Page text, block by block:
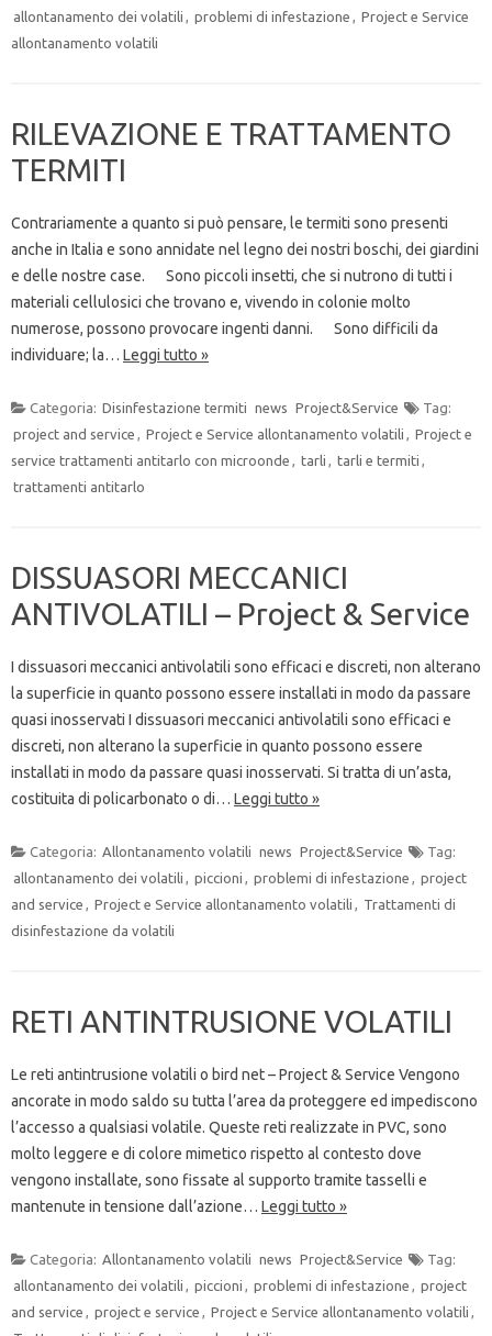
allontanamento dei volatili , problemi di infestazione , Project e Service
allontanamento volatili
RILEVAZIONE E TRATTAMENTO
TERMITI
Contrariamente a quanto si può pensare, le termiti sono presenti
anche in Italia e sono annidate nel legno dei nostri boschi, dei giardini
e delle nostre case. Sono piccoli insetti, che si nutrono di tutti i
materiali cellulosici che trovano e, vivendo in colonie molto
numerose, possono provocare ingenti danni. Sono difficili da
individuare; la… Leggi tutto »
Categoria: Disinfestazione termiti news Project&Service
Tag:
project and service , Project e Service allontanamento volatili , Project e
service trattamenti antitarlo con microonde , tarli , tarli e termiti ,
trattamenti antitarlo
DISSUASORI MECCANICI
ANTIVOLATILI – Project & Service
I dissuasori meccanici antivolatili sono efficaci e discreti, non alterano
la superficie in quanto possono essere installati in modo da passare
quasi inosservati I dissuasori meccanici antivolatili sono efficaci e
discreti, non alterano la superficie in quanto possono essere
installati in modo da passare quasi inosservati. Si tratta di un’asta,
costituita di policarbonato o di… Leggi tutto »
Categoria: Allontanamento volatili news Project&Service
Tag:
allontanamento dei volatili , piccioni , problemi di infestazione , project
and service , Project e Service allontanamento volatili , Trattamenti di
disinfestazione da volatili
RETI ANTINTRUSIONE VOLATILI
Le reti antintrusione volatili o bird net – Project & Service Vengono
ancorate in modo saldo su tutta l’area da proteggere ed impediscono
l’accesso a qualsiasi volatile. Queste reti realizzate in PVC, sono
molto leggere e di colore mimetico rispetto al contesto dove
vengono installate, sono fissate al supporto tramite tasselli e
mantenute in tensione dall’azione… Leggi tutto »
Categoria: Allontanamento volatili news Project&Service
Tag:
allontanamento dei volatili , piccioni , problemi di infestazione , project
and service , project e service , Project e Service allontanamento volatili ,